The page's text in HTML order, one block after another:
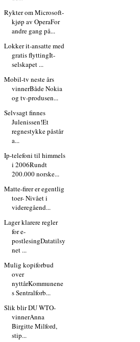
Rykter om Microsoft-
kjøp av OperaFor
andre gang på...
Lokker it-ansatte med
gratis flyttingIt-
selskapet ...
Mobil-tv neste års
vinnerBåde Nokia
og tv-produsen...
Selvsagt finnes
Julenissen!Et
regnestykke påstår
a...
Ip-telefoni til himmels
i 2006Rundt
200.000 norske...
Matte-firer er egentlig
toer- Nivået i
videregåend...
Lager klarere regler
for e-
postlesingDatatilsy
net ...
Mulig kopiforbud
over
nyttårKommunene
s Sentralforb...
Slik blir DU WTO-
vinnerAnna
Birgitte Milford,
stip...